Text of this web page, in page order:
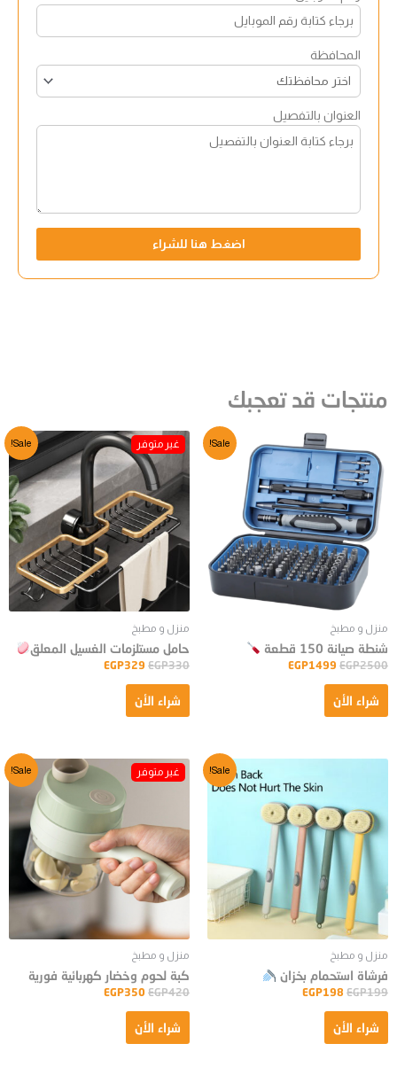
المحافظة
العنوان بالتفصيل
اضغط هنا للشراء
منتجات قد تعجبك
Sale!
منزل و مطبخ
شنطة صيانة 150 قطعة
EGP2500
EGP1499
شراء الأن
Sale!
منزل و مطبخ
حامل مستلزمات الغسيل المعلق
EGP330
EGP329
شراء الأن
Sale!
منزل و مطبخ
فرشاة استحمام بخزان
EGP199
EGP198
شراء الأن
Sale!
منزل و مطبخ
كبة لحوم وخضار كهربائية فورية
EGP420
EGP350
شراء الأن